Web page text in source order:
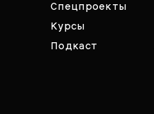
Спецпроекты
Курсы
Подкаст